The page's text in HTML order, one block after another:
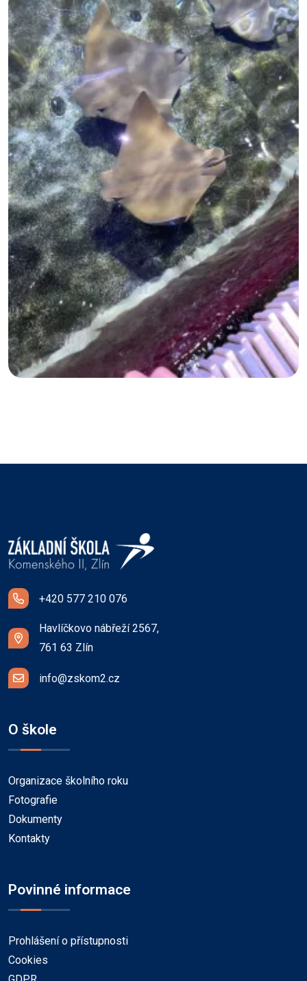
+420 577 210 076
Havlíčkovo nábřeží 2567,
761 63 Zlín
info@zskom2.cz
O škole
Organizace školního roku
Fotografie
Dokumenty
Kontakty
Povinné informace
Prohlášení o přístupnosti
Cookies